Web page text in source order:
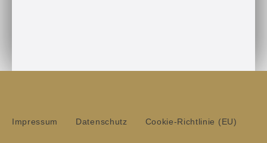
Impressum Datenschutz Cookie-Richtlinie (EU)